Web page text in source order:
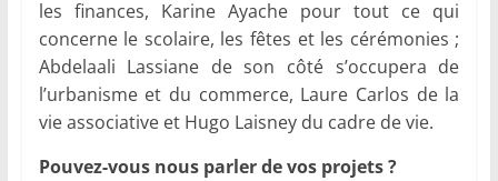
les finances, Karine Ayache pour tout ce qui
concerne le scolaire, les fêtes et les cérémonies ;
Abdelaali Lassiane de son côté s’occupera de
l’urbanisme et du commerce, Laure Carlos de la
vie associative et Hugo Laisney du cadre de vie.
Pouvez-vous nous parler de vos projets ?